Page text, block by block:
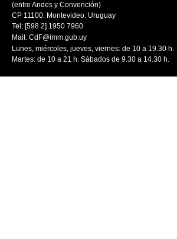
(entre Andes y Convención)
CP 11100. Montevideo. Uruguay
Tel: [598 2] 1950 7960
Mail: CdF@imm.gub.uy
Lunes, miércoles, jueves, viernes: de 10 a 19.30 h.
Martes: de 10 a 21 h. Sábados de 9.30 a 14.30 h.